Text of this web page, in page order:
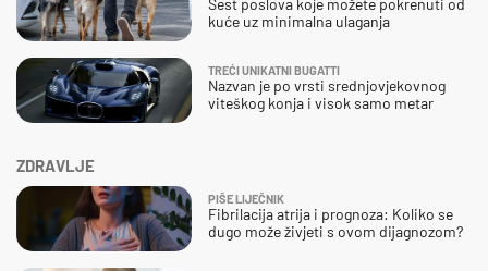
ZDRAVLJE
PIŠE LIJEČNIK
Fibrilacija atrija i prognoza: Koliko se
dugo može živjeti s ovom dijagnozom?
kuće uz minimalna ulaganja
TREĆI UNIKATNI BUGATTI
Nazvan je po vrsti srednjovjekovnog
viteškog konja i visok samo metar